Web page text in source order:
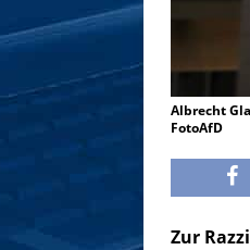
Albrecht
FotoAfD
Zur